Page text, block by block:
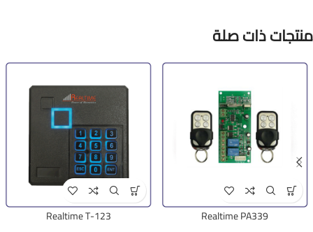
منتجات ذات صلة
Realtime PA339
Realtime T-123